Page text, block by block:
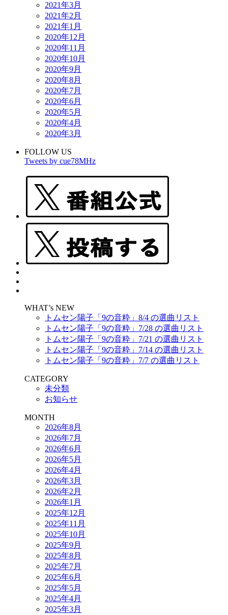
2021年3月
2021年2月
2021年1月
2020年12月
2020年11月
2020年10月
2020年9月
2020年8月
2020年7月
2020年6月
2020年5月
2020年4月
2020年3月
FOLLOW US
Tweets by cue78MHz
WHAT’s NEW
トムセン陽子「9の音粋」8/4 の選曲リスト
トムセン陽子「9の音粋」7/28 の選曲リスト
トムセン陽子「9の音粋」7/21 の選曲リスト
トムセン陽子「9の音粋」7/14 の選曲リスト
トムセン陽子「9の音粋」7/7 の選曲リスト
CATEGORY
未分類
お知らせ
MONTH
2026年8月
2026年7月
2026年6月
2026年5月
2026年4月
2026年3月
2026年2月
2026年1月
2025年12月
2025年11月
2025年10月
2025年9月
2025年8月
2025年7月
2025年6月
2025年5月
2025年4月
2025年3月